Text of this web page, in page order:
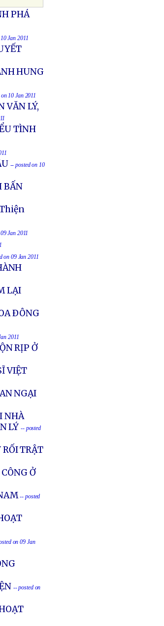
PHÁ
Jan 2011
HUNG
10 Jan 2011
VĂN LÝ,
TÌNH
-- posted on 10
BẤN
Jan 2011
on 09 Jan 2011
LẠI
ÐÔNG
2011
RỊP Ở
VIỆT
NGẠI
NHÀ
LÝ-- posted
TRẬT
Ở
-- posted
on 09 Jan
-- posted on